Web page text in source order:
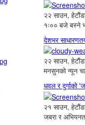
२२ साउन,
१ः०० बजे बस्ने
देशभर
२२ साउन,
मनसुनको न्यून
धवल र दुर्गाको
२१ साउन,
जबरा र